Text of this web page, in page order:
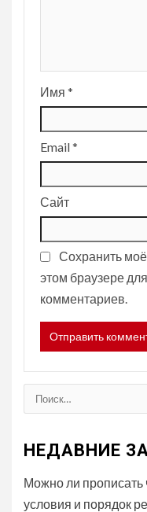
Имя *
Email*
Сайт
Сохранить
этом браузере
комментариев.
Найти:
НЕДАВНИЕ
Можно ли прописать
условия и порядок